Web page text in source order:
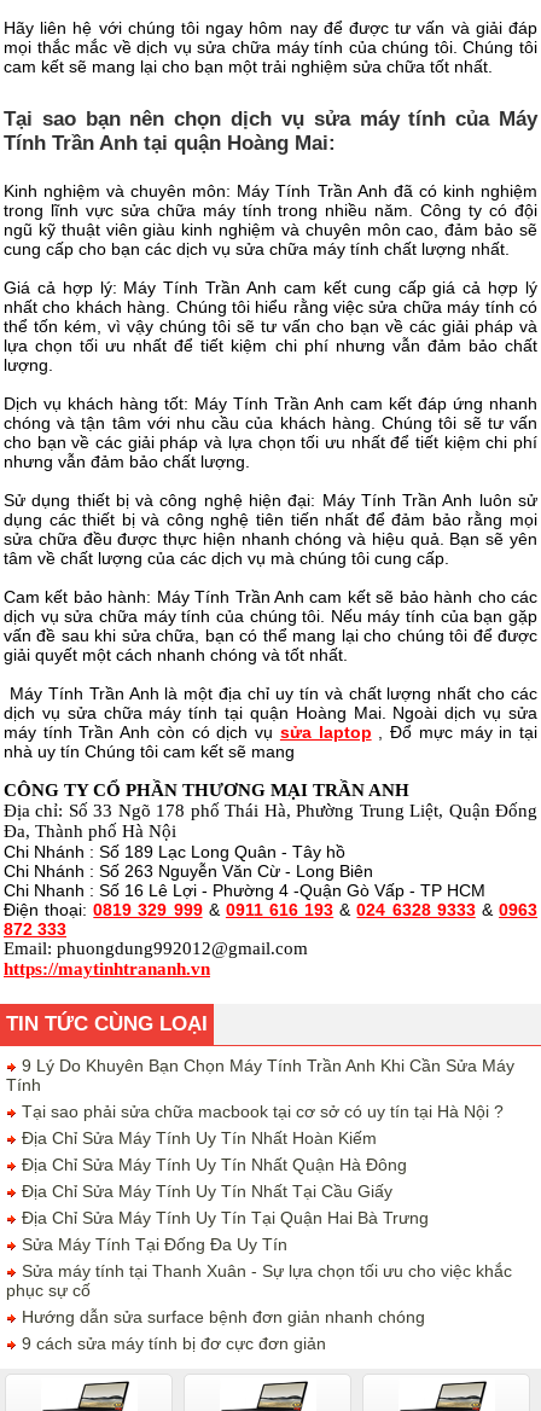
Hãy liên hệ với chúng tôi ngay hôm nay để được tư vấn và giải đáp
mọi thắc mắc về dịch vụ sửa chữa máy tính của chúng tôi. Chúng tôi
cam kết sẽ mang lại cho bạn một trải nghiệm sửa chữa tốt nhất.
Tại sao bạn nên chọn dịch vụ sửa máy tính của Máy
Tính Trần Anh tại quận Hoàng Mai:
Kinh nghiệm và chuyên môn: Máy Tính Trần Anh đã có kinh nghiệm
trong lĩnh vực sửa chữa máy tính trong nhiều năm. Công ty có đội
ngũ kỹ thuật viên giàu kinh nghiệm và chuyên môn cao, đảm bảo sẽ
cung cấp cho bạn các dịch vụ sửa chữa máy tính chất lượng nhất.
Giá cả hợp lý: Máy Tính Trần Anh cam kết cung cấp giá cả hợp lý
nhất cho khách hàng. Chúng tôi hiểu rằng việc sửa chữa máy tính có
thể tốn kém, vì vậy chúng tôi sẽ tư vấn cho bạn về các giải pháp và
lựa chọn tối ưu nhất để tiết kiệm chi phí nhưng vẫn đảm bảo chất
lượng.
Dịch vụ khách hàng tốt: Máy Tính Trần Anh cam kết đáp ứng nhanh
chóng và tận tâm với nhu cầu của khách hàng. Chúng tôi sẽ tư vấn
cho bạn về các giải pháp và lựa chọn tối ưu nhất để tiết kiệm chi phí
nhưng vẫn đảm bảo chất lượng.
Sử dụng thiết bị và công nghệ hiện đại: Máy Tính Trần Anh luôn sử
dụng các thiết bị và công nghệ tiên tiến nhất để đảm bảo rằng mọi
sửa chữa đều được thực hiện nhanh chóng và hiệu quả. Bạn sẽ yên
tâm về chất lượng của các dịch vụ mà chúng tôi cung cấp.
Cam kết bảo hành: Máy Tính Trần Anh cam kết sẽ bảo hành cho các
dịch vụ sửa chữa máy tính của chúng tôi. Nếu máy tính của bạn gặp
vấn đề sau khi sửa chữa, bạn có thể mang lại cho chúng tôi để được
giải quyết một cách nhanh chóng và tốt nhất.
Máy Tính Trần Anh là một địa chỉ uy tín và chất lượng nhất cho các
dịch vụ sửa chữa máy tính tại quận Hoàng Mai. Ngoài dịch vụ sửa
máy tính Trần Anh còn có dịch vụ sửa laptop , Đổ mực máy in tại
nhà uy tín Chúng tôi cam kết sẽ mang
CÔNG TY CỔ PHẦN THƯƠNG MẠI TRẦN ANH
Địa chỉ: Số 33 Ngõ 178 phố Thái Hà, Phường Trung Liệt, Quận Đống
Đa, Thành phố Hà Nội
Chi Nhánh : Số 189 Lạc Long Quân - Tây hồ
Chi Nhánh : Số 263 Nguyễn Văn Cừ - Long Biên
Chi Nhanh : Số 16 Lê Lợi - Phường 4 -Quận Gò Vấp - TP HCM
Điện thoại:0819 329 999& 0911 616 193 &024 6328 9333&0963
872 333
Email: phuongdung992012@gmail.com
https://maytinhtrananh.vn
TIN TỨC CÙNG LOẠI
9 Lý Do Khuyên Bạn Chọn Máy Tính Trần Anh Khi Cần Sửa Máy
Tính
Tại sao phải sửa chữa macbook tại cơ sở có uy tín tại Hà Nội ?
Địa Chỉ Sửa Máy Tính Uy Tín Nhất Hoàn Kiếm
Địa Chỉ Sửa Máy Tính Uy Tín Nhất Quận Hà Đông
Địa Chỉ Sửa Máy Tính Uy Tín Nhất Tại Cầu Giấy
Địa Chỉ Sửa Máy Tính Uy Tín Tại Quận Hai Bà Trưng
Sửa Máy Tính Tại Đống Đa Uy Tín
Sửa máy tính tại Thanh Xuân - Sự lựa chọn tối ưu cho việc khắc
phục sự cố
Hướng dẫn sửa surface bệnh đơn giản nhanh chóng
9 cách sửa máy tính bị đơ cực đơn giản